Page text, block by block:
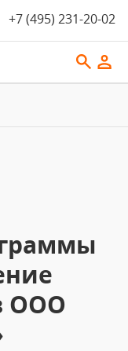
+7 (495) 231-20-02
ООО